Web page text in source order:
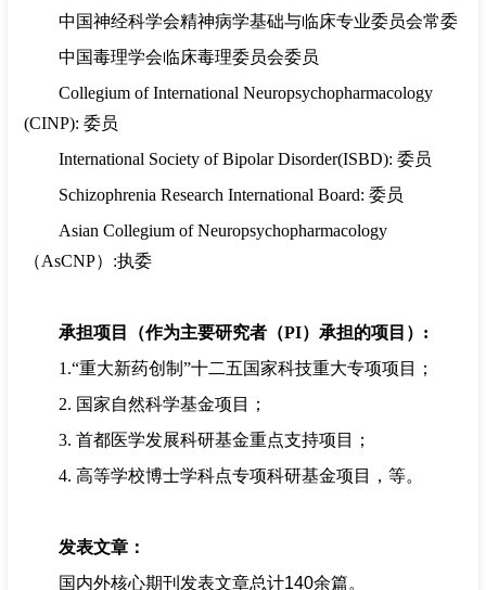
中国神经科学会精神病学基础与临床专业委员会常委
中国毒理学会临床毒理委员会委员
Collegium of International Neuropsychopharmacology
(CINP): 委员
International Society of Bipolar Disorder(ISBD): 委员
Schizophrenia Research International Board: 委员
Asian Collegium of Neuropsychopharmacology
（AsCNP） :执委
承担项目（作为主要研究者（PI）承担的项目）:
1.“重大新药创制”十二五国家科技重大专项项目；
2. 国家自然科学基金项目；
3. 首都医学发展科研基金重点支持项目；
4. 高等学校博士学科点专项科研基金项目，等。
发表文章：
国内外核心期刊发表文章总计140余篇。